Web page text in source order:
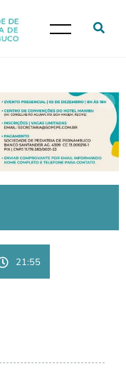
21:55